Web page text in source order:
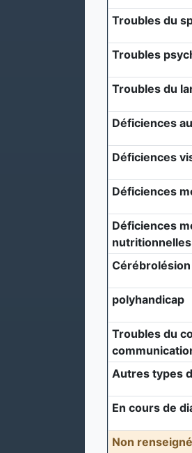
Troubles du
Troubles
Troubles du
Déficiences
Déficiences
Déficiences
Déficiences
nutritionnelles
Cérébrolésion
polyhandicap
Troubles du
Autres types
En cours de
Non